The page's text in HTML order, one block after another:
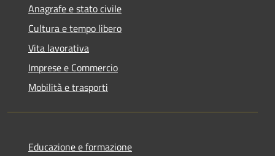
Anagrafe e stato civile
Cultura e tempo libero
Vita lavorativa
Imprese e Commercio
Mobilità e trasporti
Educazione e formazione